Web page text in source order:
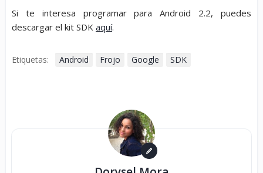
Si te interesa programar para Android 2.2, puedes
descargar el kit SDK aquí.
Etiquetas: Android Frojo Google SDK